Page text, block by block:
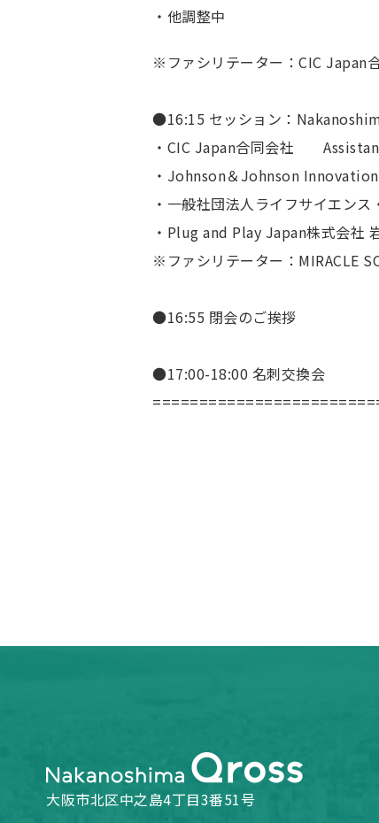
・他調整中
※ファシリテーター：CIC
●16:15 セッション：
・CIC Japan合同会社
・Johnson＆Johnson
・一般社団法人ライフサイエ
・Plug and Play Japan株式会
※ファシリテーター：
●16:55 閉会のご挨拶
●17:00-18:00 名刺交換会
大阪市北区中之島4丁目3番51号